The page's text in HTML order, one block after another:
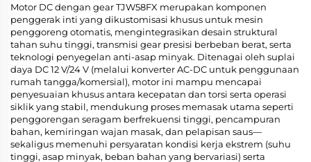
Motor DC dengan gear TJW58FX merupakan komponen
penggerak inti yang dikustomisasi khusus untuk mesin
penggoreng otomatis, mengintegrasikan desain struktural
tahan suhu tinggi, transmisi gear presisi berbeban berat, serta
teknologi penyegelan anti-asap minyak. Ditenagai oleh suplai
daya DC 12 V/24 V (melalui konverter AC-DC untuk penggunaan
rumah tangga/komersial), motor ini mampu mencapai
penyesuaian khusus antara kecepatan dan torsi serta operasi
siklik yang stabil, mendukung proses memasak utama seperti
penggorengan seragam berfrekuensi tinggi, pencampuran
bahan, kemiringan wajan masak, dan pelapisan saus—
sekaligus memenuhi persyaratan kondisi kerja ekstrem (suhu
tinggi, asap minyak, beban bahan yang bervariasi) serta